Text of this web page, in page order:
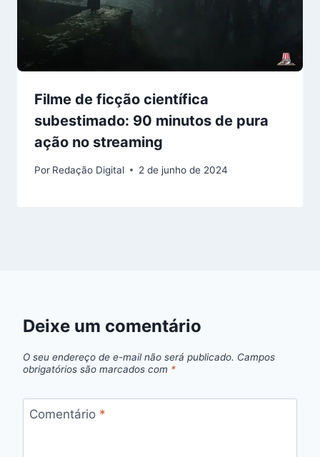
Filme de ficção científica
subestimado: 90 minutos de pura
ação no streaming
Por Redação Digital 2 de junho de 2024
Deixe um comentário
O seu endereço de e-mail não será publicado. Campos
obrigatórios são marcados com *
Comentário *